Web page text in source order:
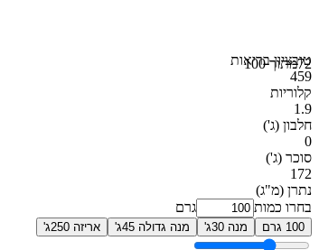
72מתוך 100טובציון בריאות
459
קלוריות
1.9
חלבון (ג')
0
סוכר (ג')
172
נתרן (מ"ג)
בחרו כמות
גרם
100 גרם מנה 30ג' מנה גדולה 45ג' אריזה 250ג'